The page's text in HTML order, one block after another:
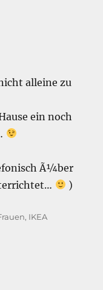
fÃ¼r
h4ck0r!“
alleine zu
ein noch
Ã¼ber
)
, IKEA